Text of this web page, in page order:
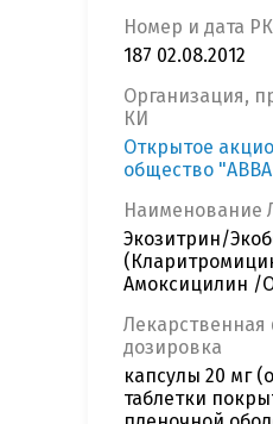
Номер и дата
187 02.08.2012
Организация,
КИ
Открытое
общество
Наименование
Экозитрин/
Амоксицилин /
дозировка
капсулы 20 мг
таблетки